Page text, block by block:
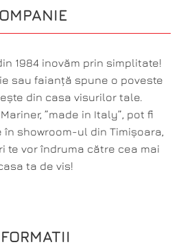
1984 inovăm prin simplitate!
sau faianță spune o poveste
din casa visurilor tale.
”made in Italy”, pot fi
showroom-ul din Timișoara,
te vor îndruma către cea mai
ta de vis!